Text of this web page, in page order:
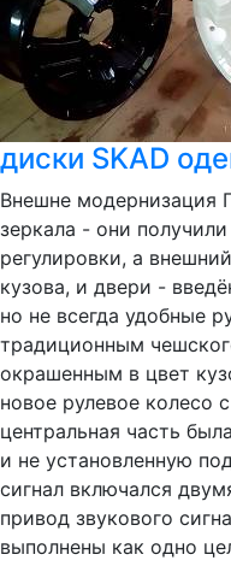
диски SKAD
Внешне модернизация
зеркала - они
регулировки, а
кузова, и двери -
но не всегда удобные
традиционным
окрашенным в цвет
новое рулевое колесо
центральная часть
и не установленную
сигнал включался
привод звукового
выполнены как одно